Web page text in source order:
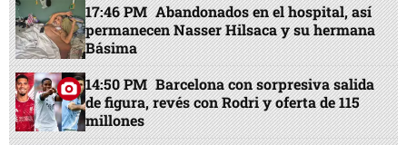
17:46 PM Abandonados en el hospital, así
permanecen Nasser Hilsaca y su hermana
Básima
14:50 PM Barcelona con sorpresiva salida
de figura, revés con Rodri y oferta de 115
millones